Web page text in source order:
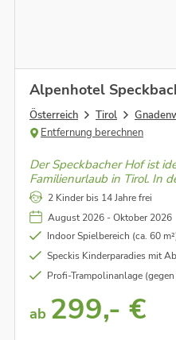
Alpenhotel
Österreich Tirol
Entfernung berechnen
Der Speckbacher Hof ist
Familienurlaub in Tirol. In
Ihr mit Kulinarik, Wellness
Freizeitprogramm verwöhnt.
2 Kinder bis 14 Jahre frei
August 2026 - Oktober 2026
Indoor Spielbereich (ca. 60
Speckis Kinderparadies mit
Profi-Trampolinanlage (gegen Gebühr)
ab 299,- €